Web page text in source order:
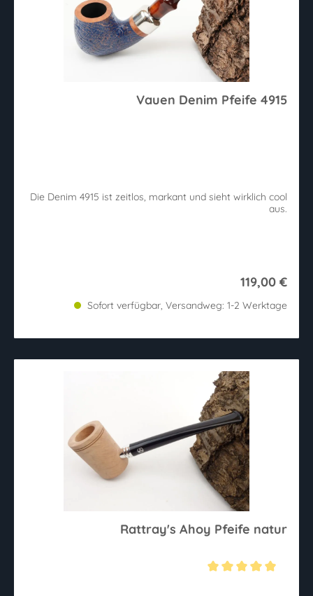
Vauen Denim Pfeife 4915
Die Denim 4915 ist zeitlos, markant und sieht wirklich cool
aus.
119,00 €
Sofort verfügbar, Versandweg: 1-2 Werktage
Rattray's Ahoy Pfeife natur